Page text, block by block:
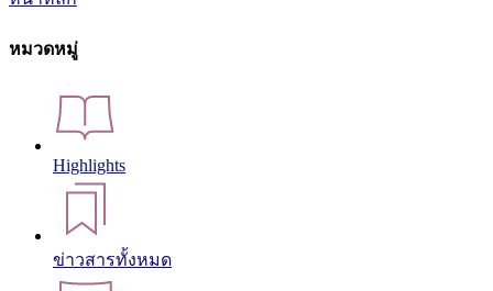
หมวดหมู่
Highlights
ข่าวสารทั้งหมด